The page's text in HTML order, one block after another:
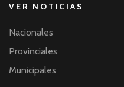
VER NOTICIAS
Nacionales
Provinciales
Municipales